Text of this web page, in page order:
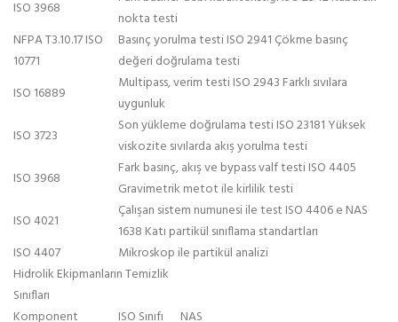
ISO 3968
nokta testi
NFPA T3.10.17 ISO
10771
Basınç yorulma testi ISO 2941 Çökme basınç
değeri doğrulama testi
ISO 16889
Multipass, verim testi ISO 2943 Farklı sıvılara
uygunluk
ISO 3723
Son yükleme doğrulama testi ISO 23181 Yüksek
viskozite sıvılarda akış yorulma testi
ISO 3968
Fark basınç, akış ve bypass valf testi ISO 4405
Gravimetrik metot ile kirlilik testi
ISO 4021
Çalışan sistem numunesi ile test ISO 4406 e NAS
1638 Katı partikül sınıflama standartları
ISO 4407
Mikroskop ile partikül analizi
Hidrolik Ekipmanların Temizlik
Sınıfları
Komponent
ISO Sınıfı NAS